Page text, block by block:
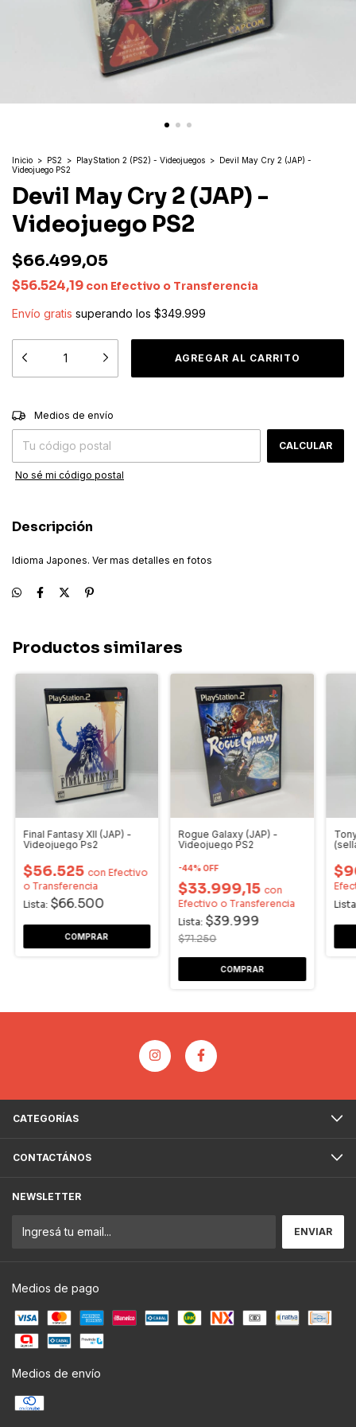
Inicio > PS2 > PlayStation 2 (PS2) - Videojuegos > Devil May Cry 2 (JAP) -
Videojuego PS2
Devil May Cry 2 (JAP) -
Videojuego PS2
$66.499,05
$56.524,19 con Efectivo o Transferencia
Envío gratis superando los $349.999
Entregas para el CP:
Medios de envío
CALCULAR
No sé mi código postal
Descripción
Idioma Japones. Ver mas detalles en fotos
Productos similares
Final Fantasy XII (JAP) -
Videojuego Ps2
$56.525 con Efectivo
o Transferencia
Lista: $66.500
Rogue Galaxy (JAP) -
Videojuego PS2
-44%OFF
$33.999,15 con
Efectivo o Transferencia
Lista: $39.999
$71.250
CATEGORÍAS
CONTACTÁNOS
NEWSLETTER
Medios de pago
Medios de envío